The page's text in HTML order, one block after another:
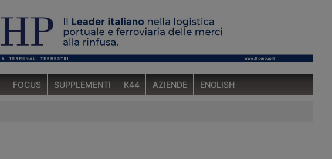
FOCUS SUPPLEMENTI K44 AZIENDE ENGLISH